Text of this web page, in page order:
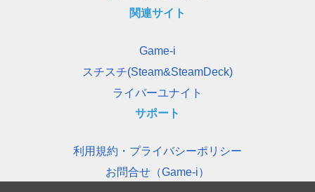
関連サイト
Game-i
スチスチ(Steam&SteamDeck)
ライバーユナイト
サポート
利用規約・プライバシーポリシー
お問合せ（Game-i）